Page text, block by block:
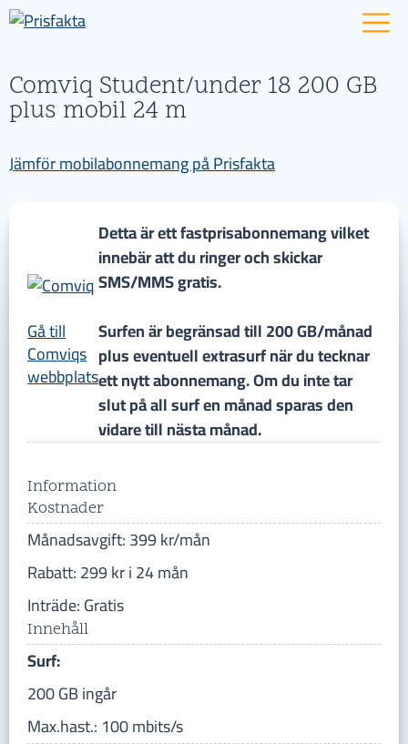
Comviq Student/under 18 200 GB
plus mobil 24 m
Jämför mobilabonnemang på Prisfakta
Gå till
Comviqs
webbplats
Detta är ett fastprisabonnemang vilket
innebär att du ringer och skickar
SMS/MMS gratis.
Surfen är begränsad till 200 GB/månad
plus eventuell extrasurf när du tecknar
ett nytt abonnemang. Om du inte tar
slut på all surf en månad sparas den
vidare till nästa månad.
Information
Kostnader
Månadsavgift: 399 kr/mån
Rabatt: 299 kr i 24 mån
Inträde: Gratis
Innehåll
Surf:
200 GB ingår
Max.hast.: 100 mbits/s